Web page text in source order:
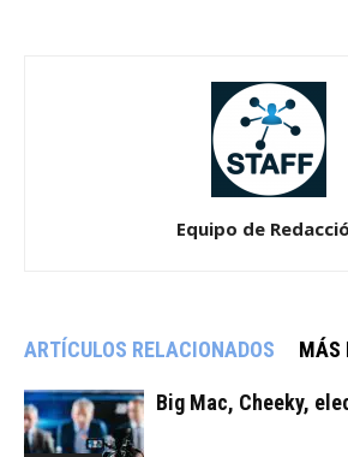
Equipo de
ARTÍCULOS RELACIONADOS MÁS
Big Mac, Cheeky,